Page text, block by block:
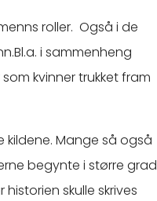
roller. Også i de
i sammenheng
kvinner trukket fram
Mange så også
begynte i større grad
skulle skrives